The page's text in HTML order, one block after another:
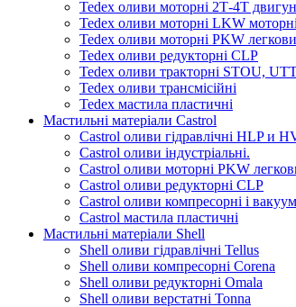
Tedex оливи моторні 2Т-4Т
Tedex оливи моторні LKW моторні
Tedex оливи моторні PKW
Tedex оливи редукторні CLP
Tedex оливи тракторні STOU,
Tedex оливи трансмісійні
Tedex мастила пластичні
Мастильні матеріали Castrol
Castrol оливи гідравлічні HLP и
Castrol оливи індустріальні.
Castrol оливи моторні PKW
Castrol оливи редукторні CLP
Castrol оливи компресорні і
Castrol мастила пластичні
Мастильні матеріали Shell
Shell оливи гідравлічні Tellus
Shell оливи компресорні Corena
Shell оливи редукторні Omala
Shell оливи верстатні Tonna